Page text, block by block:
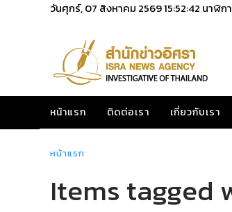
วันศุกร์, 07 สิงหาคม 256915:52:43 นาฬิกา
หน้าแรก ติดต่อเรา เกี่ยวกับเรา
หน้าแรก
Items tagged